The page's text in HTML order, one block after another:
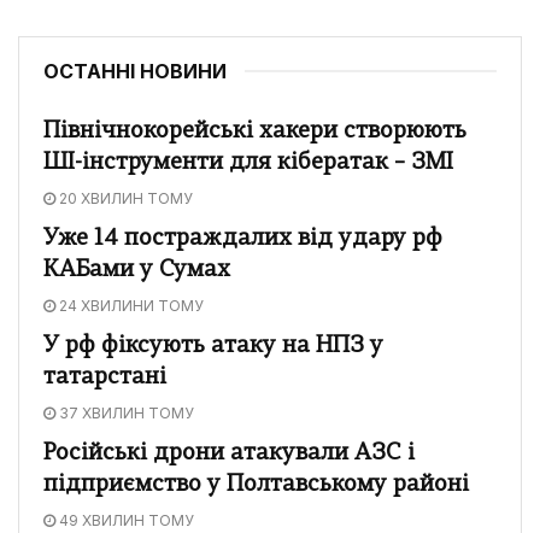
ОСТАННІ НОВИНИ
Північнокорейські хакери створюють
ШІ-інструменти для кібератак – ЗМІ
20 ХВИЛИН ТОМУ
Уже 14 постраждалих від удару рф
КАБами у Сумах
24 ХВИЛИНИ ТОМУ
У рф фіксують атаку на НПЗ у
татарстані
37 ХВИЛИН ТОМУ
Російські дрони атакували АЗС і
підприємство у Полтавському районі
49 ХВИЛИН ТОМУ